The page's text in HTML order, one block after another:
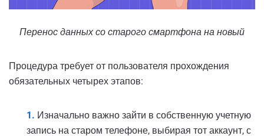
Перенос данных со старого смартфона на новый
Процедура требует от пользователя прохождения
обязательных четырех этапов:
Изначально важно зайти в собственную учетную
запись на старом телефоне, выбирая тот аккаунт, с